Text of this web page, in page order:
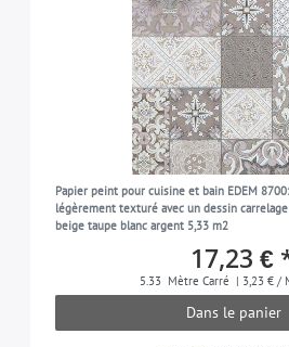
Papier peint pour cuisine et bain EDEM
légèrement texturé avec un dessin
beige taupe blanc argent 5,33 m2
17,23 €
5.33 Mètre Carré | 3,23 € /
Dans le panier